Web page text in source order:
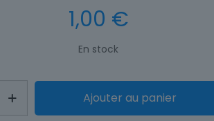
1,00 €
En stock
Ajouter au panier